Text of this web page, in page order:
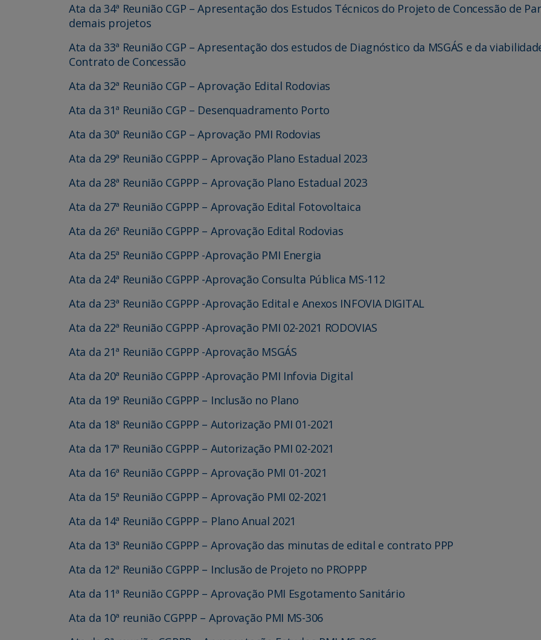
Ata da 34ª Reunião CGP – Apresentação dos Estudos Técnicos do Projeto de Concessão de
demais projetos
Ata da 33ª Reunião CGP – Apresentação dos estudos de Diagnóstico da MSGÁS e da
Contrato de Concessão
Ata da 32ª Reunião CGP – Aprovação Edital Rodovias
Ata da 31ª Reunião CGP – Desenquadramento Porto
Ata da 30ª Reunião CGP – Aprovação PMI Rodovias
Ata da 29ª Reunião CGPPP – Aprovação Plano Estadual 2023
Ata da 28ª Reunião CGPPP – Aprovação Plano Estadual 2023
Ata da 27ª Reunião CGPPP – Aprovação Edital Fotovoltaica
Ata da 26ª Reunião CGPPP – Aprovação Edital Rodovias
Ata da 25ª Reunião CGPPP -Aprovação PMI Energia
Ata da 24ª Reunião CGPPP -Aprovação Consulta Pública MS-112
Ata da 23ª Reunião CGPPP -Aprovação Edital e Anexos INFOVIA DIGITAL
Ata da 22ª Reunião CGPPP -Aprovação PMI 02-2021 RODOVIAS
Ata da 21ª Reunião CGPPP -Aprovação MSGÁS
Ata da 20ª Reunião CGPPP -Aprovação PMI Infovia Digital
Ata da 19ª Reunião CGPPP – Inclusão no Plano
Ata da 18ª Reunião CGPPP – Autorização PMI 01-2021
Ata da 17ª Reunião CGPPP – Autorização PMI 02-2021
Ata da 16ª Reunião CGPPP – Aprovação PMI 01-2021
Ata da 15ª Reunião CGPPP – Aprovação PMI 02-2021
Ata da 14ª Reunião CGPPP – Plano Anual 2021
Ata da 13ª Reunião CGPPP – Aprovação das minutas de edital e contrato PPP
Ata da 12ª Reunião CGPPP – Inclusão de Projeto no PROPPP
Ata da 11ª Reunião CGPPP – Aprovação PMI Esgotamento Sanitário
Ata da 10ª reunião CGPPP – Aprovação PMI MS-306